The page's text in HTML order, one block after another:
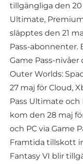
tillgängliga den 20
Ultimate,
släpptes den 21
Pass-abonnenter.
Game Pass-nivåer
Outer Worlds:
27 maj för Cloud,
Pass Ultimate och
kom den 28 maj
och PC via Game
Framtida tillskott
Fantasy VI blir